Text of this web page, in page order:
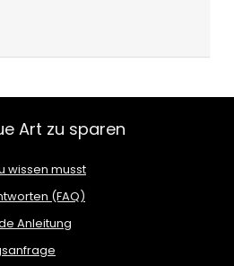
Art zu sparen
wissen musst
(FAQ)
Anleitung